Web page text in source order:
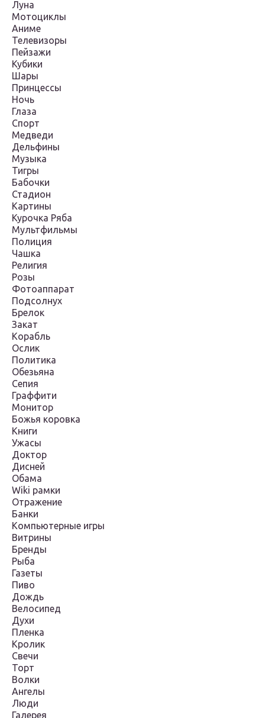
Луна
Мотоциклы
Аниме
Телевизоры
Пейзажи
Кубики
Шары
Принцессы
Ночь
Глаза
Спорт
Медведи
Дельфины
Музыка
Тигры
Бабочки
Стадион
Картины
Курочка Ряба
Мультфильмы
Полиция
Чашка
Религия
Розы
Фотоаппарат
Подсолнух
Брелок
Закат
Корабль
Ослик
Политика
Обезьяна
Сепия
Граффити
Монитор
Божья коровка
Книги
Ужасы
Доктор
Дисней
Обама
Wiki рамки
Отражение
Банки
Компьютерные игры
Витрины
Бренды
Рыба
Газеты
Пиво
Дождь
Велосипед
Духи
Пленка
Кролик
Свечи
Торт
Волки
Ангелы
Люди
Галерея